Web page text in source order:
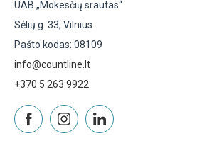
UAB „Mokesčių srautas“
Sėlių g. 33, Vilnius
Pašto kodas: 08109
info@countline.lt
+370 5 263 9922